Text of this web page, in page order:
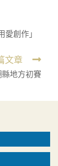
創作」
文章
地方初賽